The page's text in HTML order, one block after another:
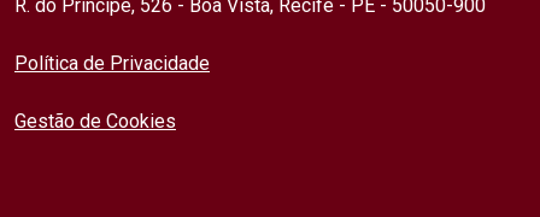
R. do Príncipe, 526 - Boa Vista, Recife - PE - 50050-900
Política de Privacidade
Gestão de Cookies